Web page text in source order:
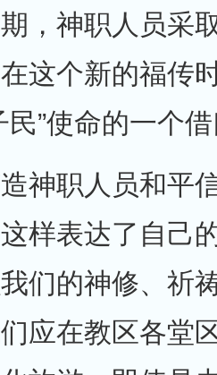
，神职人员采
这个新的福传
民”使命的一个
神职人员和平
样表达了自己
们的神修、祈
应在教区各堂